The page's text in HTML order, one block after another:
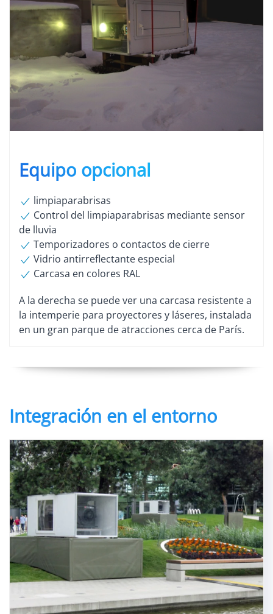
Equipo opcional
limpiaparabrisas
Control del limpiaparabrisas mediante sensor
de lluvia
Temporizadores o contactos de cierre
Vidrio antirreflectante especial
Carcasa en colores RAL
A la derecha se puede ver una carcasa resistente a
la intemperie para proyectores y láseres, instalada
en un gran parque de atracciones cerca de París.
Integración en el entorno